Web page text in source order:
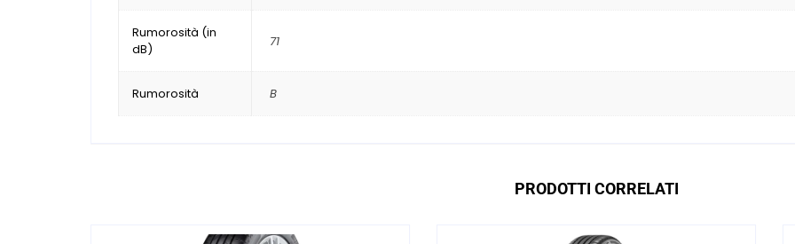
Rumorosità (in
dB)
71
Rumorosità B
PRODOTTI CORRELATI